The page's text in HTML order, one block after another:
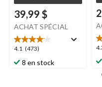
39,99 $
ACHAT SPÉCIAL
4.1 (473)
4.1
étoile(s)
sur
8 en stock
5.